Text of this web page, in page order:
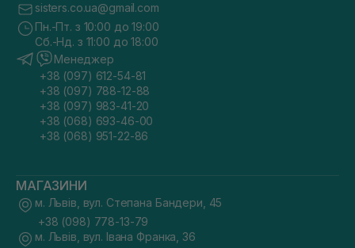
sisters.co.ua@gmail.com
Пн.-Пт. з 10:00 до 19:00
Сб.-Нд. з 11:00 до 18:00
Менеджер
+38 (097) 612-54-81
+38 (097) 788-12-88
+38 (097) 983-41-20
+38 (068) 693-46-00
+38 (068) 951-22-86
МАГАЗИНИ
м. Львів, вул. Степана Бандери, 45
+38 (098) 778-13-79
м. Львів, вул. Івана Франка, 36